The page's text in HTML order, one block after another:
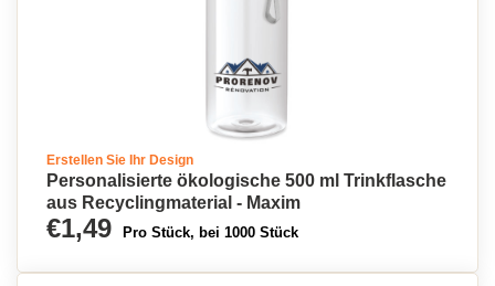
Erstellen Sie Ihr Design
Personalisierte ökologische 500 ml Trinkflasche
aus Recyclingmaterial - Maxim
€1,49 Pro Stück, bei 1000 Stück